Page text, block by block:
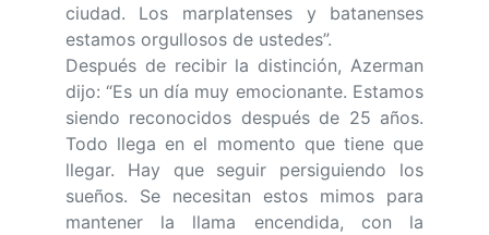
ciudad. Los marplatenses y batanenses
estamos orgullosos de ustedes”.
Después de recibir la distinción, Azerman
dijo: “Es un día muy emocionante. Estamos
siendo reconocidos después de 25 años.
Todo llega en el momento que tiene que
llegar. Hay que seguir persiguiendo los
sueños. Se necesitan estos mimos para
mantener la llama encendida, con la